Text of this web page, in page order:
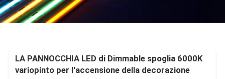
LA PANNOCCHIA LED di Dimmable spoglia 6000K
variopinto per l'accensione della decorazione